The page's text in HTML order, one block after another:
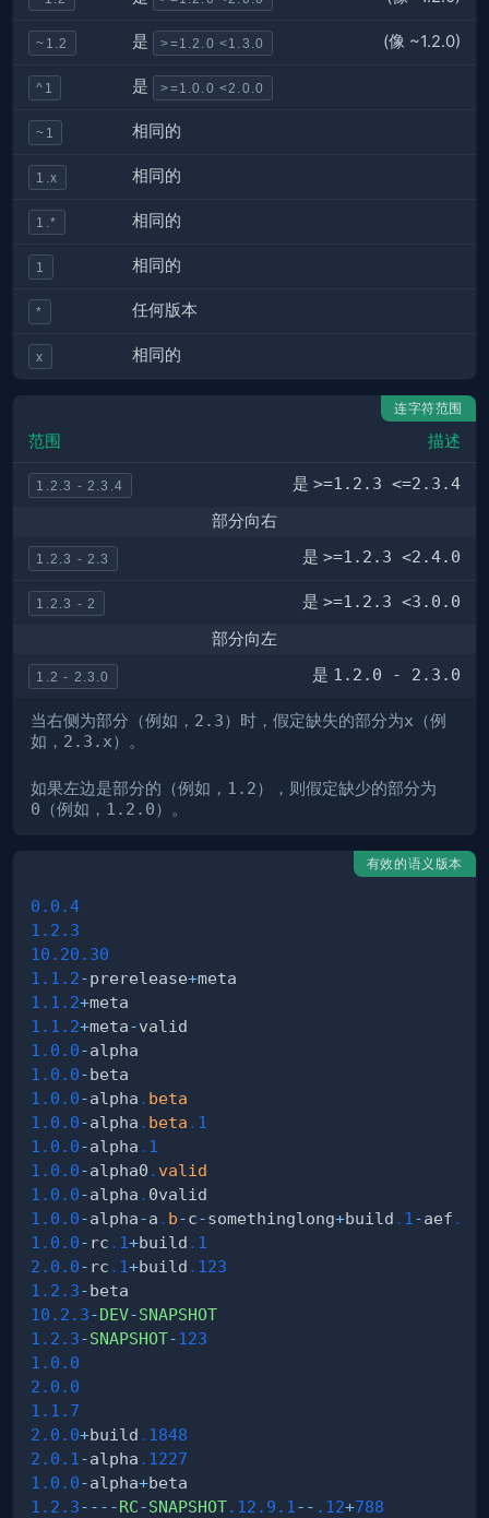
~1.2 是 >=1.2.0 <1.3.0 (像 ~1.2.0)
^1 是 >=1.0.0 <2.0.0
~1 相同的
1.x 相同的
1.* 相同的
1 相同的
* 任何版本
x 相同的
连字符范围
范围 描述
1.2.3 - 2.3.4 是 >=1.2.3 <=2.3.4
部分向右
1.2.3 - 2.3 是 >=1.2.3 <2.4.0
1.2.3 - 2 是 >=1.2.3 <3.0.0
部分向左
1.2 - 2.3.0 是 1.2.0 - 2.3.0
当右侧为部分（例如， 2.3）时，假定缺失的部分为x （例
如， 2.3.x）。
如果左边是部分的（例如， 1.2），则假定缺少的部分为
0 （例如， 1.2.0）。
有效的语义版本
0.0 .4
1.2 .3
10.20 .30
1.1 .2-prerelease+
1.1 .2+
1.1 .2+meta-
1.0 .0-
1.0 .0-
1.0 .0-alpha . beta
1.0 .0-alpha . beta . 1
1.0 .0-alpha . 1
1.0 .0-alpha0 . valid
1.0 .0-alpha .
1.0 .0-alpha-a . b-c-somethinglong+build . 1 -aef .
1.0 .0- rc . 1+build . 1
2.0 .0- rc . 1+build . 123
1.2 .3-
10.2 .3-DEV-SNAPSHOT
1.2 .3-SNAPSHOT-123
1.0 .0
2.0 .0
1.1 .7
2.0 .0+build . 1848
2.0 .1 -alpha . 1227
1.0 .0-alpha+
1.2 .3-- --RC-SNAPSHOT.12 .9 .1 -- .12+788